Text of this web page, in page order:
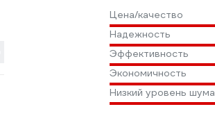
Цена/качество
Надежность
Эффективность
Экономичность
Низкий уровень шума